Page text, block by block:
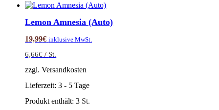
Lemon Amnesia (Auto)
19,99€ inklusive MwSt.
6,66€ / St.
zzgl. Versandkosten
Lieferzeit:3 - 5 Tage
Produkt enthält: 3 St.